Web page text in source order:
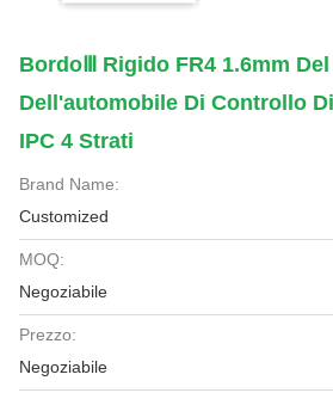
BordoⅢ Rigido FR4 1.6mm Del
Dell'automobile Di Controllo
IPC 4 Strati
Brand Name:
Customized
MOQ:
Negoziabile
Prezzo:
Negoziabile